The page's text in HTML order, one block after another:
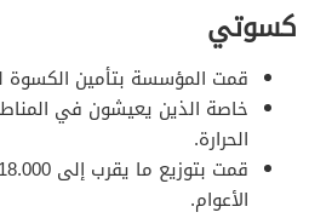
كسوتي
قمت المؤسسة بتأمين الكسوة
خاصة الذين يعيشون في
الحرارة.
الأعوام.